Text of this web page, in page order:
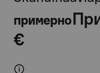
примерно
€